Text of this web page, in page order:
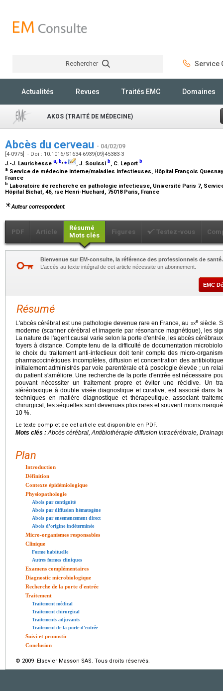
Rechercher Service
Actualités Revues Traités EMC Domaines
AKOS (TRAITÉ DE MÉDECINE)
Abcès du cerveau - 04/02/09
[4-0975] - Doi : 10.1016/S1634-6939(09)45383-3
J.-J. Laurichesse a, b,⁎ , J. Souissi b, C. Leport b
a Service de médecine interne/maladies infectieuses, Hôpital François
France
b Laboratoire de recherche en pathologie infectieuse, Université Paris 7,
Hôpital Bichat, 46, rue Henri-Huchard, 75018 Paris, France
Auteur correspondant.
PDF Article
Résumé
Mots clés
Figures Testez-vous
Bienvenue sur EM-consulte, la référence des professionnels de santé.
L’accès au texte intégral de cet article nécessite un abonnement.
EMC
Résumé
L'abcès cérébral est une pathologie devenue rare en France, au xxe siècle.
moderne (scanner cérébral et imagerie par résonance magnétique), les
La nature de l'agent causal varie selon la porte d'entrée, les abcès
foyers à distance. Compte tenu de la difficulté de documentation
le choix du traitement anti-infectieux doit tenir compte des micro-
pharmacocinétiques incomplètes, diffusion et concentration des
initialement administrés par voie parentérale et à posologie élevée ; un
du patient s'améliore. Une recherche de la porte d'entrée est nécessaire
pouvant nécessiter un traitement propre et éviter une récidive. Un
stéréotaxique à double visée diagnostique et curative, est associé dans
techniques en matière diagnostique et thérapeutique, associant
chirurgical, les séquelles sont devenues plus rares et souvent moins
10 %.
Le texte complet de cet article est disponible en PDF.
Mots clés :Abcès cérébral, Antibiothérapie diffusion intracérébrale,
Plan
Introduction
Définition
Contexte épidémiologique
Physiopathologie
Abcès par contiguïté
Abcès par diffusion hématogène
Abcès par ensemencement direct
Abcès d'origine indéterminée
Micro-organismes responsables
Clinique
Forme habituelle
Autres formes cliniques
Examens complémentaires
Diagnostic microbiologique
Recherche de la porte d'entrée
Traitement
Traitement médical
Traitement chirurgical
Traitements adjuvants
Traitement de la porte d'entrée
Suivi et pronostic
Conclusion
© 2009 Elsevier Masson SAS. Tous droits réservés.